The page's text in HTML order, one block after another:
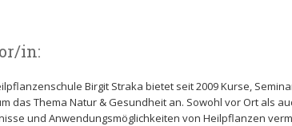
in:
Birgit Straka bietet seit 2009 Kurse,
das Thema Natur & Gesundheit an. Sowohl vor Ort als
und Anwendungsmöglichkeiten von Heilpflanzen